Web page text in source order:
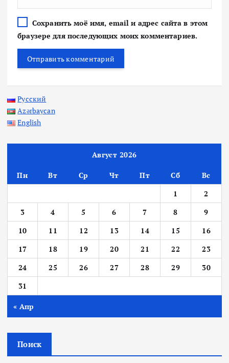
Сохранить моё имя, email и адрес сайта в этом
браузере для последующих моих комментариев.
Русский
Azərbaycan
English
Август 2026
Пн Вт Ср Чт Пт Сб
Вс
1
2
3
4 5 6 7 8
9
10
11 12 13 14 15
16
17
18 19 20 21 22
23
24
25 26 27 28 29
30
31
« Апр
Поиск